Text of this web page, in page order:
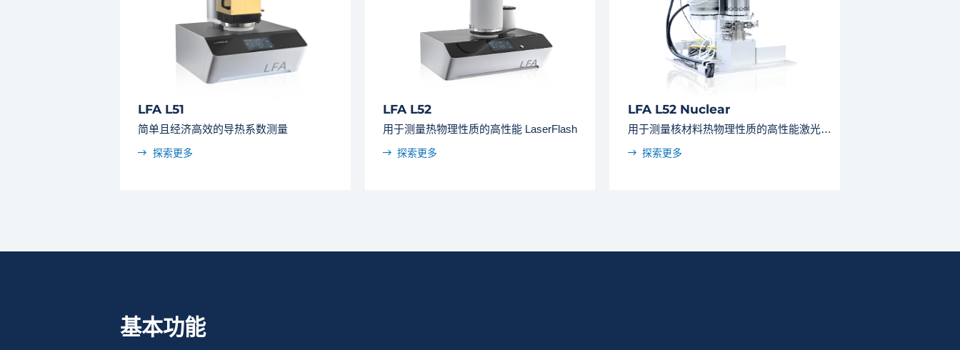
LFA L51
简单且经济高效的导热系数测量
探索更多
LFA L52
用于测量热物理性质的高性能 LaserFlash
探索更多
LFA L52 Nuclear
用于测量核材料热物理性质的高性能激光闪射仪
探索更多
基本功能